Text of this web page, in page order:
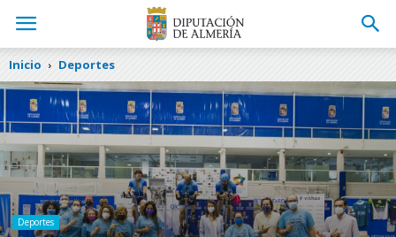
Inicio Deportes
Deportes